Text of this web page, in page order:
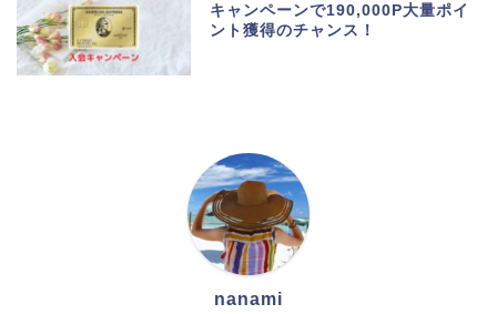
キャンペーンで190,000P大量ポイ
ント獲得のチャンス！
nanami